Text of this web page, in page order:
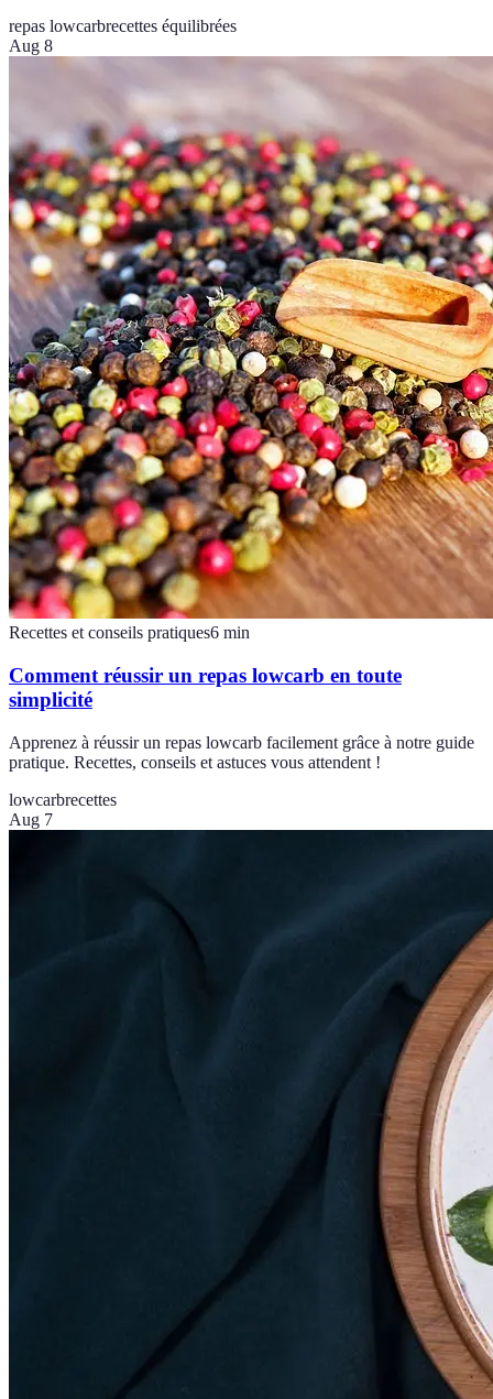
repas lowcarbrecettes équilibrées
Aug 8
Recettes et conseils pratiques6 min
Comment réussir un repas lowcarb en toute
simplicité
Apprenez à réussir un repas lowcarb facilement grâce à notre guide
pratique. Recettes, conseils et astuces vous attendent !
lowcarbrecettes
Aug 7